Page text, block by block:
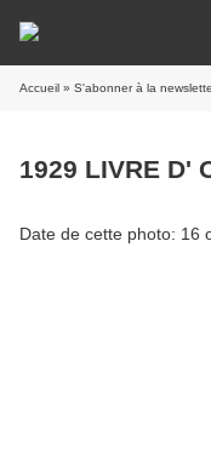
Accueil » S'abonner à la
1929 LIVRE D'
Date de cette photo: 16